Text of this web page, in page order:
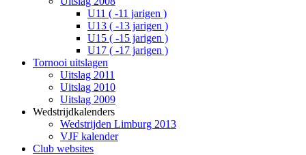
U11 ( -11 jarigen )
U13 ( -13 jarigen )
U15 ( -15 jarigen )
U17 ( -17 jarigen )
Tornooi uitslagen
Uitslag 2011
Uitslag 2010
Uitslag 2009
Wedstrijdkalenders
Wedstrijden Limburg 2013
VJF kalender
Club websites